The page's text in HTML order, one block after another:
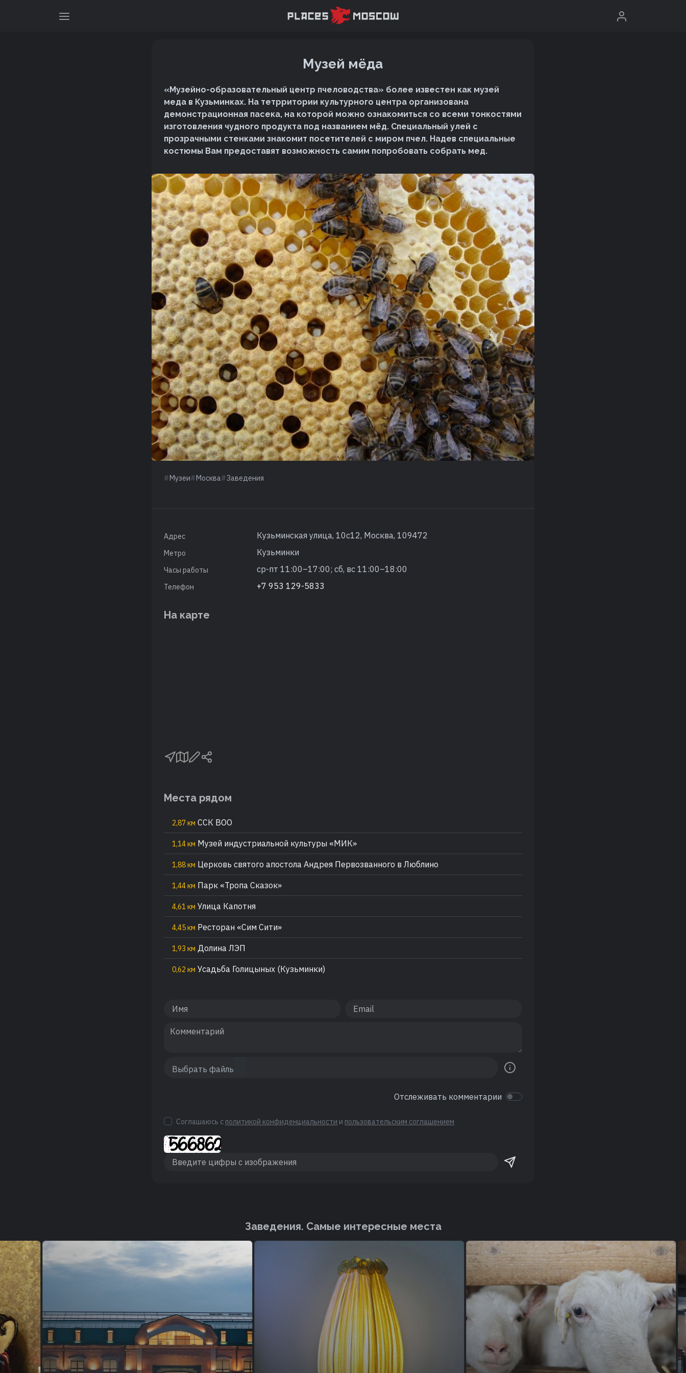
Музей мёда
«Музейно-образовательный центр пчеловодства» более известен как музей
меда в Кузьминках. На тетрритории культурного центра организована
демонстрационная пасека, на которой можно ознакомиться со всеми тонкостями
изготовления чудного продукта под названием мёд. Специальный улей с
прозрачными стенками знакомит посетителей с миром пчел. Надев специальные
костюмы Вам предоставят возможность самим попробовать собрать мед.
Музеи Москва Заведения
Адрес Кузьминская улица, 10с12, Москва, 109472
Метро Кузьминки
Часы работы ср-пт 11:00–17:00; сб, вс 11:00–18:00
Телефон +7 953 129-5833
На карте
Места рядом
2,87 км ССК ВОО
1,14 км Музей индустриальной культуры «МИК»
1,88 км Церковь святого апостола Андрея Первозванного в Люблино
1,44 км Парк «Тропа Сказок»
4,61 км Улица Капотня
4,45 км Ресторан «Сим Сити»
1,93 км Долина ЛЭП
0,62 км Усадьба Голицыных (Кузьминки)
Отслеживать комментарии
Соглашаюсь с политикой конфиденциальности и пользовательским соглашением
Заведения. Cамые интересные места